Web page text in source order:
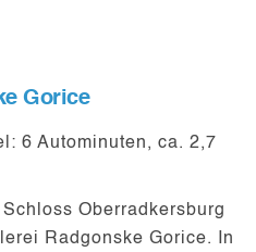
Gorice
: 6 Autominuten, ca. 2,7
Oberradkersburg
Radgonske Gorice. In